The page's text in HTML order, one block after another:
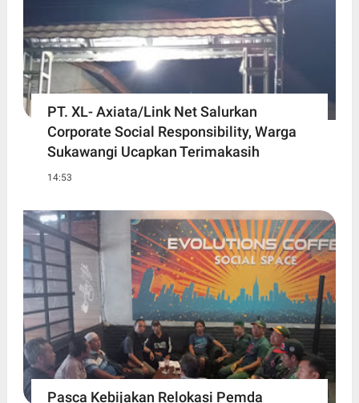
PT. XL- Axiata/Link Net Salurkan
Corporate Social Responsibility, Warga
Sukawangi Ucapkan Terimakasih
14:53
Pasca Kebijakan Relokasi Pemda